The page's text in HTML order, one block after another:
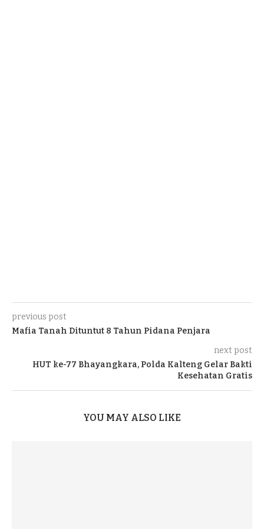
previous post
Mafia Tanah Dituntut 8 Tahun Pidana Penjara
next post
HUT ke-77 Bhayangkara, Polda Kalteng Gelar Bakti
Kesehatan Gratis
YOU MAY ALSO LIKE